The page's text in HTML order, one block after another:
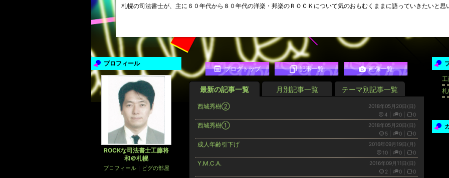
札幌の司法書士が、主に６０年代から８０年代の洋楽・邦楽のＲＯＣＫについて気のおもむくままに語っていきたいと思
ブログトップ 記事一覧 画像一覧
最新の記事一覧 月別記事一覧 テーマ別記事一覧
西城秀樹②
2018年05月20日(日)
4
0 0
西城秀樹①
2018年05月20日(日)
5
0 0
成人年齢引下げ
2016年09月19日(月)
10
0 0
Y.M.C.A.
2016年09月11日(日)
2
0 0
プロフィール
ROCKな司法書士工藤将
和＠札幌
プロフィール ｜ ピグの部屋